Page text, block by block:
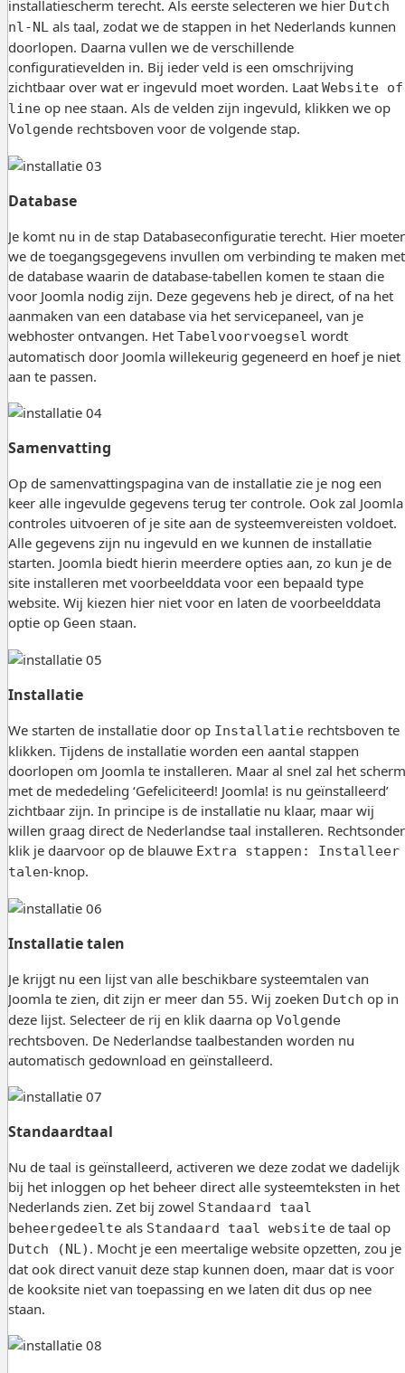
installatiescherm terecht. Als eerste selecteren we hier Dutch
nl-NL als taal, zodat we de stappen in het Nederlands kunnen
doorlopen. Daarna vullen we de verschillende
configuratievelden in. Bij ieder veld is een omschrijving
zichtbaar over wat er ingevuld moet worden. Laat Website of
line op nee staan. Als de velden zijn ingevuld, klikken we op
Volgende rechtsboven voor de volgende stap.
Database
Je komt nu in de stap Databaseconfiguratie terecht. Hier
we de toegangsgegevens invullen om verbinding te maken met
de database waarin de database-tabellen komen te staan die
voor Joomla nodig zijn. Deze gegevens heb je direct, of na het
aanmaken van een database via het servicepaneel, van je
webhoster ontvangen. Het Tabelvoorvoegsel wordt
automatisch door Joomla willekeurig gegeneerd en hoef je niet
aan te passen.
Samenvatting
Op de samenvattingspagina van de installatie zie je nog een
keer alle ingevulde gegevens terug ter controle. Ook zal Joomla
controles uitvoeren of je site aan de systeemvereisten voldoet.
Alle gegevens zijn nu ingevuld en we kunnen de installatie
starten. Joomla biedt hierin meerdere opties aan, zo kun je de
site installeren met voorbeelddata voor een bepaald type
website. Wij kiezen hier niet voor en laten de voorbeelddata
optie op Geen staan.
Installatie
We starten de installatie door op Installatie rechtsboven te
klikken. Tijdens de installatie worden een aantal stappen
doorlopen om Joomla te installeren. Maar al snel zal het scherm
met de mededeling ‘Gefeliciteerd! Joomla! is nu geïnstalleerd’
zichtbaar zijn. In principe is de installatie nu klaar, maar wij
willen graag direct de Nederlandse taal installeren. Rechtsonder
klik je daarvoor op de blauwe Extra stappen: Installeer
talen-knop.
Installatie talen
Je krijgt nu een lijst van alle beschikbare systeemtalen van
Joomla te zien, dit zijn er meer dan 55. Wij zoeken Dutch op in
deze lijst. Selecteer de rij en klik daarna op Volgende
rechtsboven. De Nederlandse taalbestanden worden nu
automatisch gedownload en geïnstalleerd.
Standaardtaal
Nu de taal is geïnstalleerd, activeren we deze zodat we dadelijk
bij het inloggen op het beheer direct alle systeemteksten in het
Nederlands zien. Zet bij zowel Standaard taal
beheergedeelte als Standaard taal website de taal op
Dutch (NL) . Mocht je een meertalige website opzetten, zou je
dat ook direct vanuit deze stap kunnen doen, maar dat is voor
de kooksite niet van toepassing en we laten dit dus op nee
staan.